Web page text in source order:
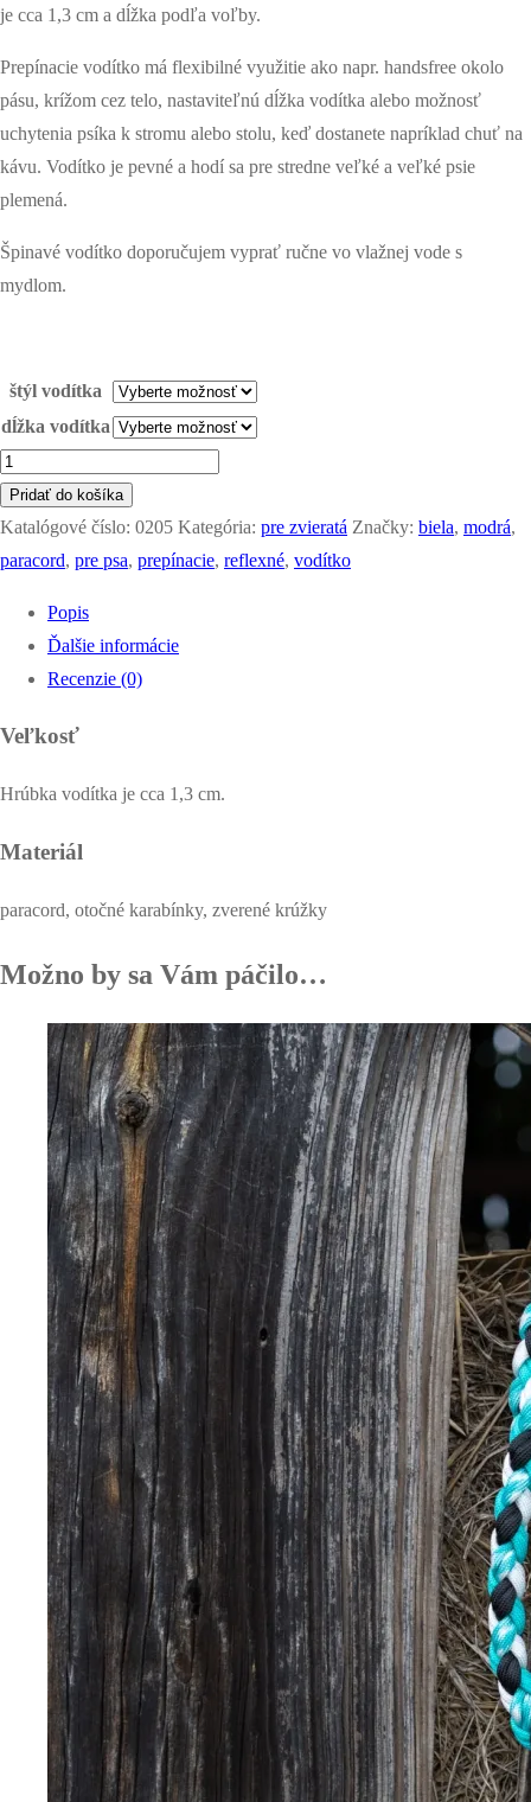
je cca 1,3 cm a dĺžka podľa voľby.
Prepínacie vodítko má flexibilné využitie ako napr. handsfree okolo
pásu, krížom cez telo, nastaviteľnú dĺžka vodítka alebo možnosť
uchytenia psíka k stromu alebo stolu, keď dostanete napríklad chuť na
kávu. Vodítko je pevné a hodí sa pre stredne veľké a veľké psie
plemená.
Špinavé vodítko doporučujem vyprať ručne vo vlažnej vode s
mydlom.
štýl vodítka
dĺžka vodítka
množstvo
reflexné
paracord
vodítko
Summer
Pridať do košíka
Katalógové číslo: 0205 Kategória: pre zvieratá Značky: biela, modrá,
paracord, pre psa, prepínacie, reflexné, vodítko
Popis
Ďalšie informácie
Recenzie (0)
Veľkosť
Hrúbka vodítka je cca 1,3 cm.
Materiál
paracord, otočné karabínky, zverené krúžky
Možno by sa Vám páčilo…